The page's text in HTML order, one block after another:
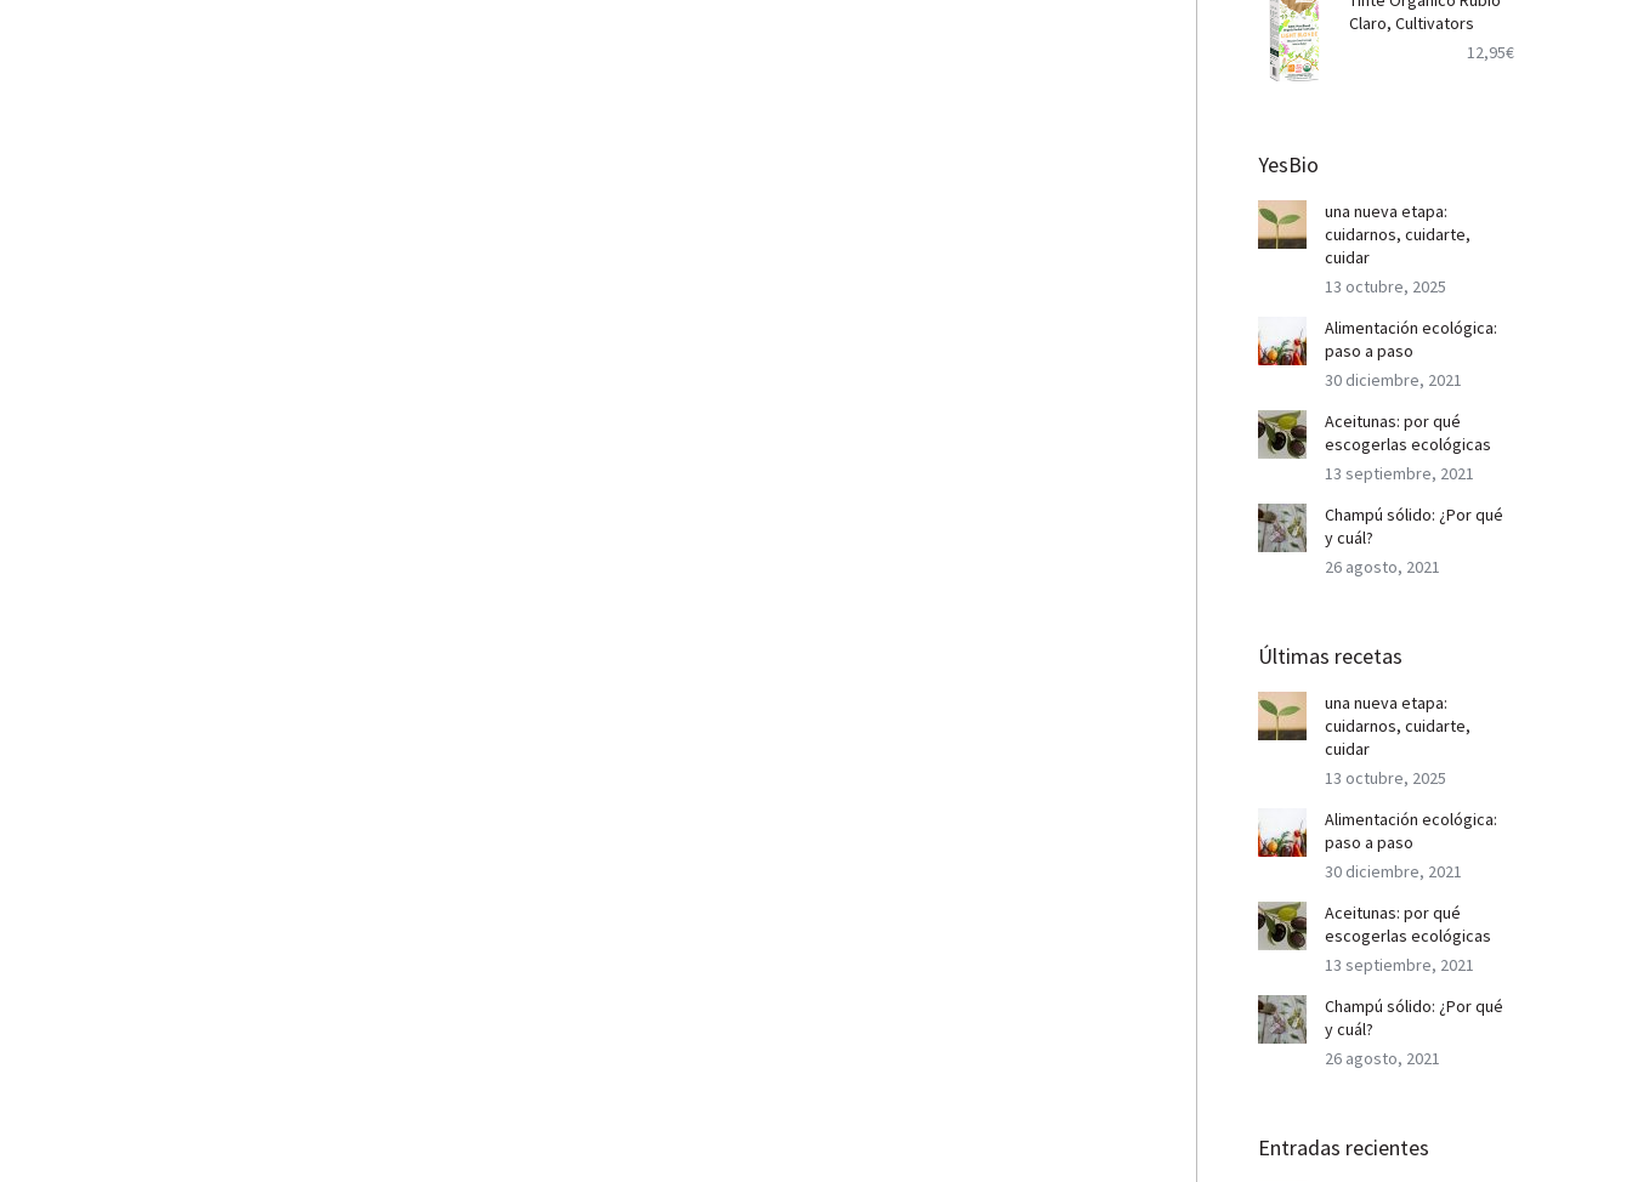
Claro, Cultivators
12,95€
YesBio
una nueva etapa:
cuidarnos, cuidarte,
cuidar
13 octubre, 2025
Alimentación ecológica:
paso a paso
30 diciembre, 2021
Aceitunas: por qué
escogerlas ecológicas
13 septiembre, 2021
Champú sólido: ¿Por qué
y cuál?
26 agosto, 2021
Últimas recetas
una nueva etapa:
cuidarnos, cuidarte,
cuidar
13 octubre, 2025
Alimentación ecológica:
paso a paso
30 diciembre, 2021
Aceitunas: por qué
escogerlas ecológicas
13 septiembre, 2021
Champú sólido: ¿Por qué
y cuál?
26 agosto, 2021
Entradas recientes